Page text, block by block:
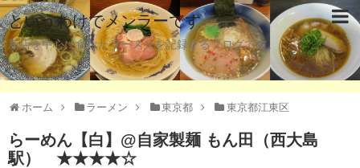
というわけでメンラーです
新店を中心に食べたラーメンを記録するブログです。
ホーム ラーメン 東京都 東京都江東区
らーめん【白】@自家製麺 もん田（西大島
駅） ★★★★☆